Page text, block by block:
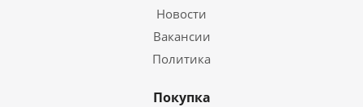
Новости
Вакансии
Политика
Покупка